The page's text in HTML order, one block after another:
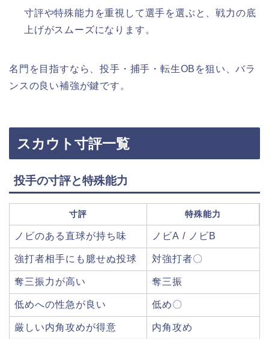
寸評や特殊能力を重視して選手を選ぶと、戦力の底
上げがスムーズになります。​
名門を目指すなら、投手・捕手・転生OBを狙い、バラ
ンスの良い補強が鍵です。
スカウト寸評一覧
投手の寸評と特殊能力
寸評 特殊能力
ノビのある直球が持ち味 ノビA / ノビB
強打者相手にも臆せぬ投球 対強打者〇
奪三振力が高い 奪三振
低めへの性急が良い 低め〇
厳しい内角攻めが得意 内角攻め